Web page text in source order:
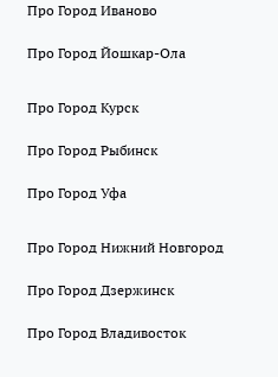
Про Город Иваново
Про Город Йошкар-Ола
Про Город Курск
Про Город Рыбинск
Про Город Уфа
Про Город Нижний Новгород
Про Город Дзержинск
Про Город Владивосток